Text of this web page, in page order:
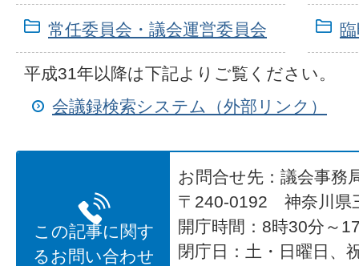
常任委員会・議会運営委員会
平成31年以降は下記よりご覧ください。
会議録検索システム（外部リンク）
この記事に関す
るお問い合わせ
お問合せ先：議会事務
〒240-0192 神奈川県
開庁時間：8時30分～
閉庁日：土・日曜日、